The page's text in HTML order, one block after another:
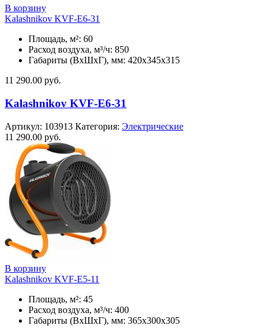
В корзину
Kalashnikov KVF-E6-31
Площадь, м²: 60
Расход воздуха, м³/ч: 850
Габариты (ВхШхГ), мм: 420x345x315
11 290.00 руб.
Kalashnikov KVF-E6-31
Артикул: 103913 Категория: Электрические
11 290.00 руб.
В корзину
Kalashnikov KVF-E5-11
Площадь, м²: 45
Расход воздуха, м³/ч: 400
Габариты (ВхШхГ), мм: 365x300x305